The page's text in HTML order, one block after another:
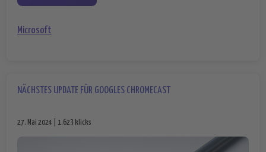
Microsoft
NÄCHSTES UPDATE FÜR GOOGLES CHROMECAST
27. Mai 2024 | 1.623 klicks